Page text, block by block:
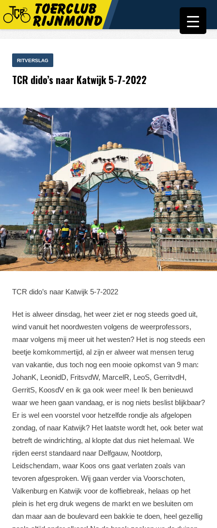
RITVERSLAG
TCR dido’s naar Katwijk 5-7-2022
TCR dido’s naar Katwijk 5-7-2022
Het is alweer dinsdag, het weer ziet er nog steeds goed uit,
wind vanuit het noordwesten volgens de weerprofessors,
maar volgens mij meer uit het westen? Het is nog steeds een
beetje komkommertijd, al zijn er alweer wat mensen terug
van vakantie, dus toch nog een mooie opkomst van 9 man:
JohanK, LeonidD, FritsvdW, MarcelR, LeoS, GerritvdH,
GerritS, KoosdV en ik ga ook weer mee! Ik ben benieuwd
waar we heen gaan vandaag, er is nog niets beslist blijkbaar?
Er is wel een voorstel voor hetzelfde rondje als afgelopen
zondag, of naar Katwijk? Het laatste wordt het, ook beter wat
betreft de windrichting, al klopte dat dus niet helemaal. We
rijden eerst standaard naar Delfgauw, Nootdorp,
Leidschendam, waar Koos ons gaat verlaten zoals van
tevoren afgesproken. Wij gaan verder via Voorschoten,
Valkenburg en Katwijk voor de koffiebreak, helaas op het
plein is het erg druk wegens de markt en we besluiten om
dan maar aan de boulevard een bakkie te doen, heel gezellig